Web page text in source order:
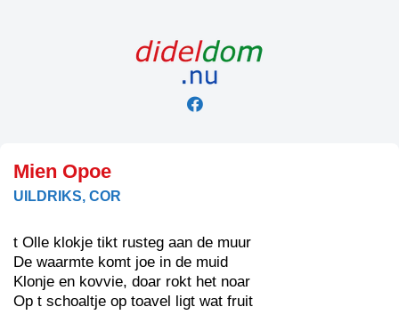
Mien Opoe
UILDRIKS, COR
t Olle klokje tikt rusteg aan de muur
De waarmte komt joe in de muid
Klonje en kovvie, doar rokt het noar
Op t schoaltje op toavel ligt wat fruit